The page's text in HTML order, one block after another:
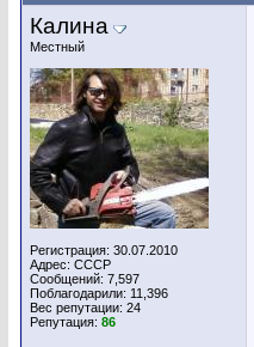
Калина
Местный
Регистрация: 30.07.2010
Адрес: СССР
Сообщений: 7,597
Поблагодарили: 11,396
Вес репутации: 24
Репутация: 86